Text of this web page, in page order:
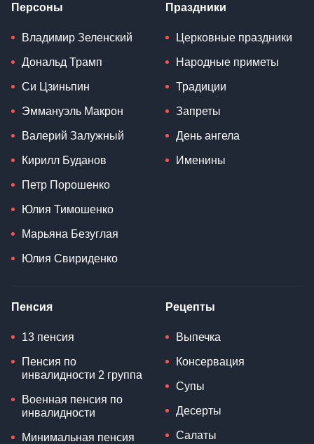
Персоны
Владимир Зеленский
Дональд Трамп
Си Цзиньпин
Эммануэль Макрон
Валерий Залужный
Кирилл Буданов
Петр Порошенко
Юлия Тимошенко
Марьяна Безуглая
Юлия Свириденко
Праздники
Церковные праздники
Народные приметы
Традиции
Запреты
День ангела
Именины
Пенсия
13 пенсия
Пенсия по
инвалидности 2 группа
Военная пенсия по
инвалидности
Минимальная пенсия
Рецепты
Выпечка
Консервация
Супы
Десерты
Салаты